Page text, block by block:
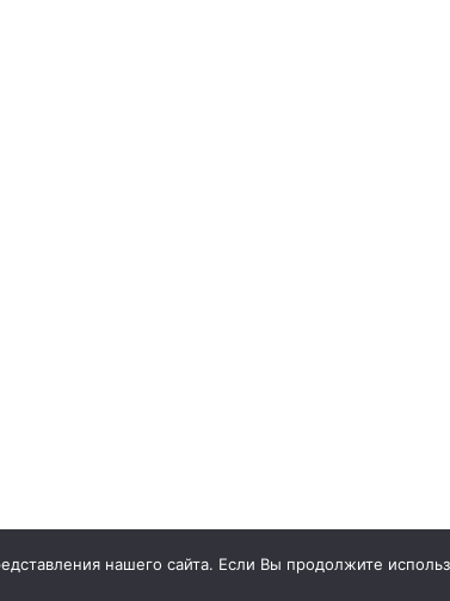
нашего сайта. Если Вы продолжите